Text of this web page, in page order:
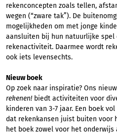
rekenconcepten zoals tellen,
wegen (“zware tak”). De
mogelijkheden om met jonge
aansluiten bij hun natuurlijke
rekenactiviteit. Daarmee wordt
ook iets levensechts.
Nieuw boek
Op zoek naar inspiratie? Ons
rekenen!biedt activiteiten voor
kinderen van 3-7 jaar. Een boek
dat rekenkansen juist buiten voor
het boek zowel voor het